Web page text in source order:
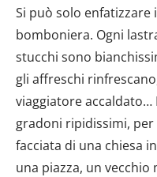
Si può solo enfatizzare
bomboniera. Ogni
stucchi sono
gli affreschi
viaggiatore accaldato…
gradoni ripidissimi,
facciata di una chiesa
una piazza, un vecchio